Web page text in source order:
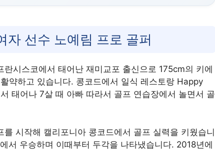
자 선수 노예림 프로 골퍼
시스코에서 태어난 재미교포 출신으로 175cm의 키에
약하고 있습니다. 콩코드에서 일식 레스토랑 Happy
태어나 7살 때 아빠 따라서 골프 연습장에서 놀면서 골
시작해 캘리포니아 콩코드에서 골프 실력을 키웠습니
서 우승하며 이때부터 두각을 나타냈습니다. 2018년에